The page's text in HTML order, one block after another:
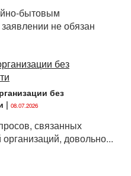
бытовым
не обязан
без
| 08.07.2026
связанных
довольно...